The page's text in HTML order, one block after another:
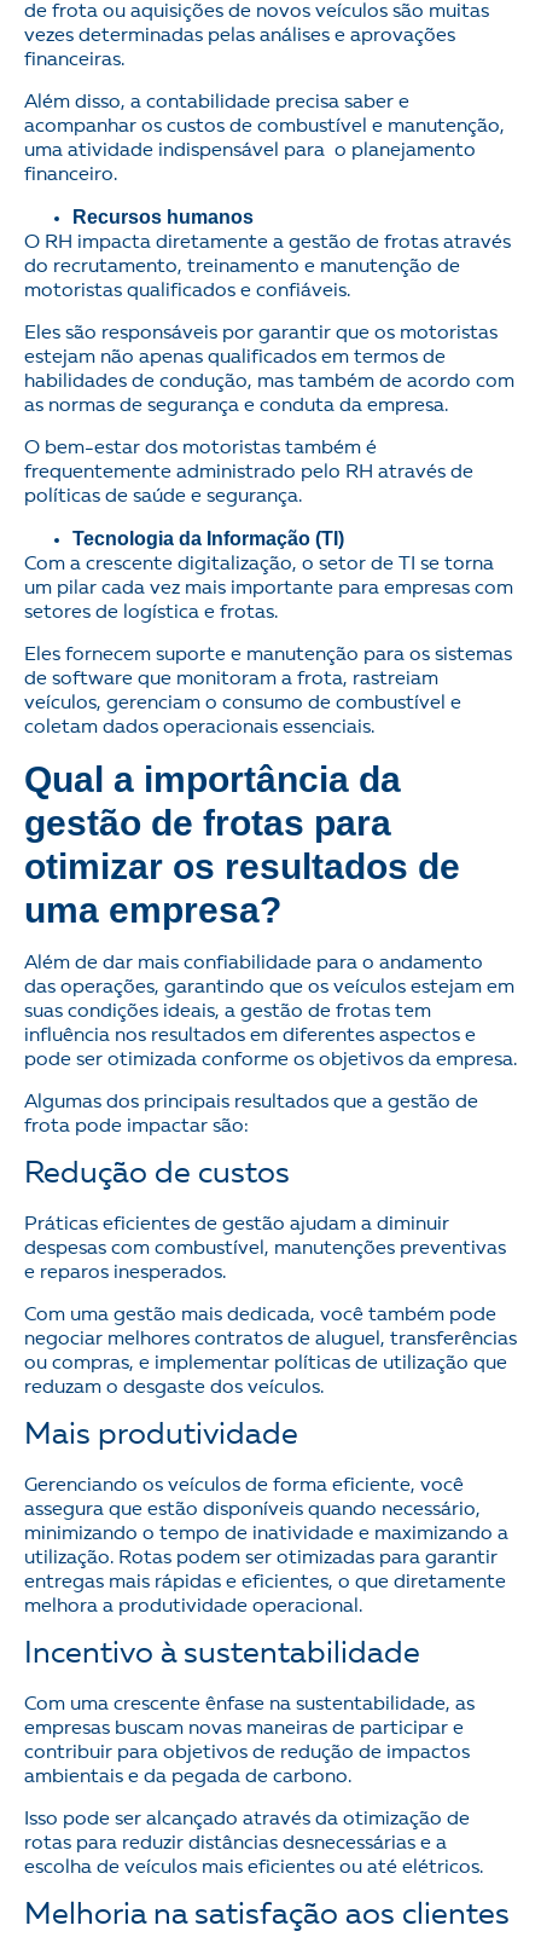
de frota ou aquisições de novos veículos são muitas
vezes determinadas pelas análises e aprovações
financeiras.
Além disso, a contabilidade precisa saber e
acompanhar os custos de combustível e manutenção,
uma atividade indispensável para o planejamento
financeiro.
Recursos humanos
O RH impacta diretamente a gestão de frotas através
do recrutamento, treinamento e manutenção de
motoristas qualificados e confiáveis.
Eles são responsáveis por garantir que os motoristas
estejam não apenas qualificados em termos de
habilidades de condução, mas também de acordo com
as normas de segurança e conduta da empresa.
O bem-estar dos motoristas também é
frequentemente administrado pelo RH através de
políticas de saúde e segurança.
Tecnologia da Informação (TI)
Com a crescente digitalização, o setor de TI se torna
um pilar cada vez mais importante para empresas com
setores de logística e frotas.
Eles fornecem suporte e manutenção para os sistemas
de software que monitoram a frota, rastreiam
veículos, gerenciam o consumo de combustível e
coletam dados operacionais essenciais.
Qual a importância da
gestão de frotas para
otimizar os resultados de
uma empresa?
Além de dar mais confiabilidade para o andamento
das operações, garantindo que os veículos estejam em
suas condições ideais, a gestão de frotas tem
influência nos resultados em diferentes aspectos e
pode ser otimizada conforme os objetivos da empresa.
Algumas dos principais resultados que a gestão de
frota pode impactar são:
Redução de custos
Práticas eficientes de gestão ajudam a diminuir
despesas com combustível, manutenções preventivas
e reparos inesperados.
Com uma gestão mais dedicada, você também pode
negociar melhores contratos de aluguel, transferências
ou compras, e implementar políticas de utilização que
reduzam o desgaste dos veículos.
Mais produtividade
Gerenciando os veículos de forma eficiente, você
assegura que estão disponíveis quando necessário,
minimizando o tempo de inatividade e maximizando a
utilização. Rotas podem ser otimizadas para garantir
entregas mais rápidas e eficientes, o que diretamente
melhora a produtividade operacional.
Incentivo à sustentabilidade
Com uma crescente ênfase na sustentabilidade, as
empresas buscam novas maneiras de participar e
contribuir para objetivos de redução de impactos
ambientais e da pegada de carbono.
Isso pode ser alcançado através da otimização de
rotas para reduzir distâncias desnecessárias e a
escolha de veículos mais eficientes ou até elétricos.
Melhoria na satisfação aos clientes